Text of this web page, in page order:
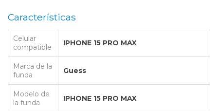
Características
Celular
compatible
IPHONE 15 PRO MAX
Marca de la
funda
Guess
Modelo de
la funda
IPHONE 15 PRO MAX